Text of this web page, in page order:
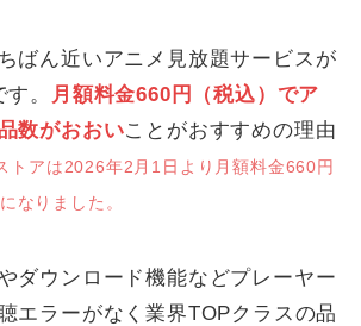
ばん近いアニメ見放題サービスが
。
月額料金660円（税込）でア
数がおおいことがおすすめの理由
トアは2026年2月1日より月額料金660円
なりました。
ダウンロード機能などプレーヤー
エラーがなく業界TOPクラスの品